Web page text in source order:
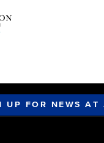
UP FOR NEWS AT